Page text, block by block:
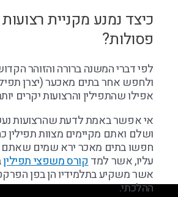
כיצד נמנע מקניית
פסולות?
לפי דברי המשנה ברורה והזוהר
ולחפש אחר בתים מאכער (יצרן
אפילו שהתפילין והרצועות יקרים
אי אפשר באמת לדעת שהרצועות
ושלם ואתם מקיימים מצוות תפילין
חפשו בתים מאכר ירא שמים שאתם
עליו, אשר למדקורס משפצי תפילין
אשר משקיע בתלמידיו הן בפן
ההלכתי.